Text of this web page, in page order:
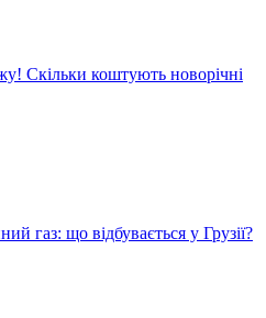
Скільки коштують новорічні
газ: що відбувається у Грузії?